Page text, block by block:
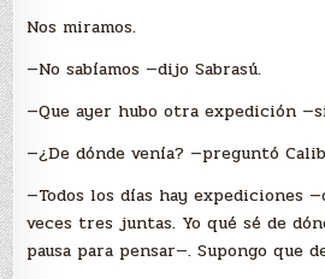
Nos miramos.
—No sabíamos —dijo Sabrasú.
—Que ayer hubo otra expedición
—¿De dónde venía? —preguntó
—Todos los días hay expediciones
veces tres juntas. Yo qué sé de
pausa para pensar—. Supongo que